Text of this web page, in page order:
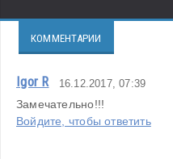
КОММЕНТАРИИ
Igor R 16.12.2017, 07:39
Войдите, чтобы ответить